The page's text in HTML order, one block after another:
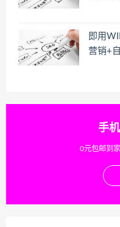
即用
营销+
手
0元包邮到